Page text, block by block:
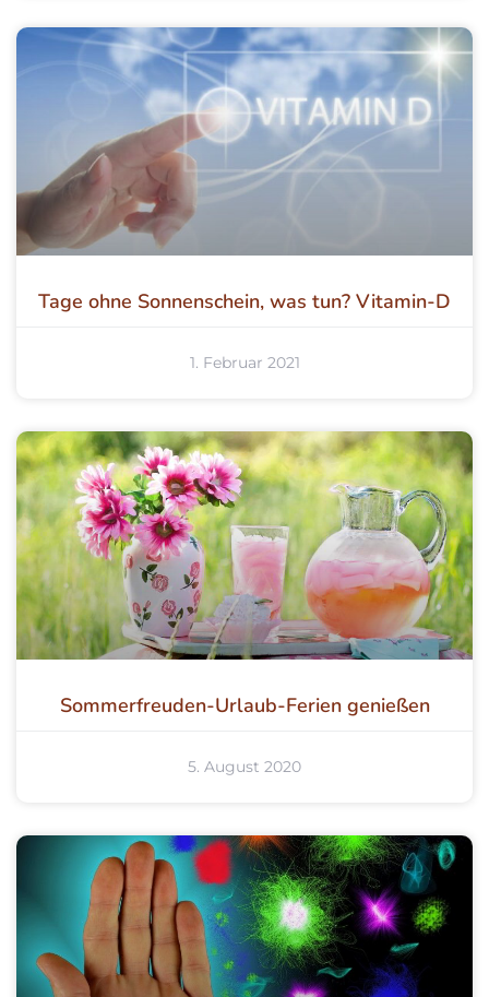
Tage ohne Sonnenschein, was tun? Vitamin-D
1. Februar 2021
Sommerfreuden-Urlaub-Ferien genießen
5. August 2020